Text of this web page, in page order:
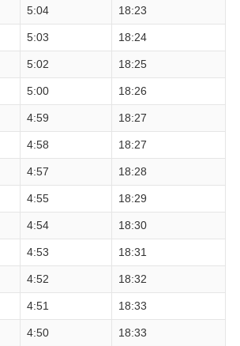
5:04 18:23
5:03 18:24
5:02 18:25
5:00 18:26
4:59 18:27
4:58 18:27
4:57 18:28
4:55 18:29
4:54 18:30
4:53 18:31
4:52 18:32
4:51 18:33
4:50 18:33